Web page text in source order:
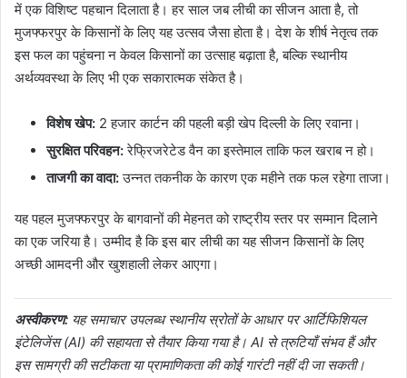
में एक विशिष्ट पहचान दिलाता है। हर साल जब लीची का सीजन आता है, तो
मुजफ्फरपुर के किसानों के लिए यह उत्सव जैसा होता है। देश के शीर्ष नेतृत्व तक
इस फल का पहुंचना न केवल किसानों का उत्साह बढ़ाता है, बल्कि स्थानीय
अर्थव्यवस्था के लिए भी एक सकारात्मक संकेत है।
विशेष खेप: 2 हजार कार्टन की पहली बड़ी खेप दिल्ली के लिए रवाना।
सुरक्षित परिवहन:रेफ्रिजरेटेड वैन का इस्तेमाल ताकि फल खराब न हो।
ताजगी का वादा:उन्नत तकनीक के कारण एक महीने तक फल रहेगा ताजा।
यह पहल मुजफ्फरपुर के बागवानों की मेहनत को राष्ट्रीय स्तर पर सम्मान दिलाने
का एक जरिया है। उम्मीद है कि इस बार लीची का यह सीजन किसानों के लिए
अच्छी आमदनी और खुशहाली लेकर आएगा।
अस्वीकरण: यह समाचार उपलब्ध स्थानीय स्रोतों के आधार पर आर्टिफिशियल
इंटेलिजेंस (AI) की सहायता से तैयार किया गया है। AI से त्रुटियाँ संभव हैं और
इस सामग्री की सटीकता या प्रामाणिकता की कोई गारंटी नहीं दी जा सकती।